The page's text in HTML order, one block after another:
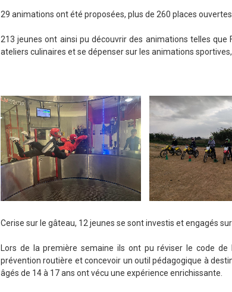
29 animations ont été proposées, plus de 260 places
213 jeunes ont ainsi pu découvrir des animations telles que
ateliers culinaires et se dépenser sur les animations
Cerise sur le gâteau, 12 jeunes se sont investis et engagés
Lors de la première semaine ils ont pu réviser le code
prévention routière et concevoir un outil pédagogique à
âgés de 14 à 17 ans ont vécu une expérience enrichissante.